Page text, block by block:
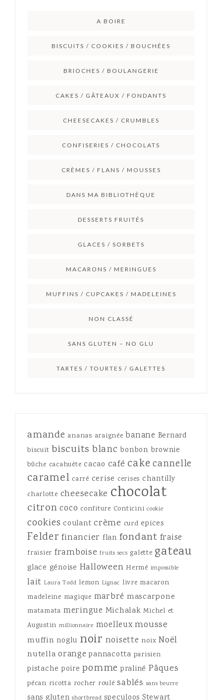
A BOIRE
BISCUITS / COOKIES / BOUCHÉES
BRIOCHES / BOULANGERIE
CAKES / GÂTEAUX / FONDANTS
CHEESECAKES / CRUMBLES
CONFISERIES / CHOCOLATS
CRÈMES / FLANS / MOUSSES
DANS MA BIBLIOTHÈQUE
DESSERTS FRUITÉS
GLACES / SORBETS
MACARONS / MERINGUES
MUFFINS / CUPCAKES / MADELEINES
NON CLASSÉ
SANS GLUTEN – NO GLU
TARTES / TOURTES / GALETTES
amande ananas araignée banane Bernard
biscuit biscuits blanc bonbon brownie
bûche cacahuète cacao café cake cannelle
caramel carré cerise cerises chantilly
charlotte cheesecake chocolat
citron coco confiture Conticini cookie
cookies coulant crème curd epices
Felder financier flan fondant fraise
fraisier framboise fruits secs galette gateau
glace génoise Halloween Hermé impossible
lait Laura Todd lemon Lignac livre macaron
madeleine magique marbré mascarpone
matamata meringue Michalak Michel et
Augustin millionnaire moelleux mousse
muffin noglu noir noisette noix Noël
nutella orange pannacotta parisien
pistache poire pomme praliné Pâques
pécan ricotta rocher roulé sablés sans beurre